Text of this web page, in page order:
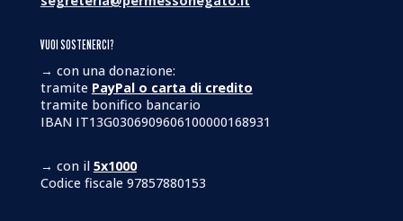
VUOI SOSTENERCI?
→ con una donazione:
tramite PayPal o carta di credito
tramite bonifico bancario
IBAN IT13G0306909606100000168931
→ con il 5x1000
Codice fiscale 97857880153